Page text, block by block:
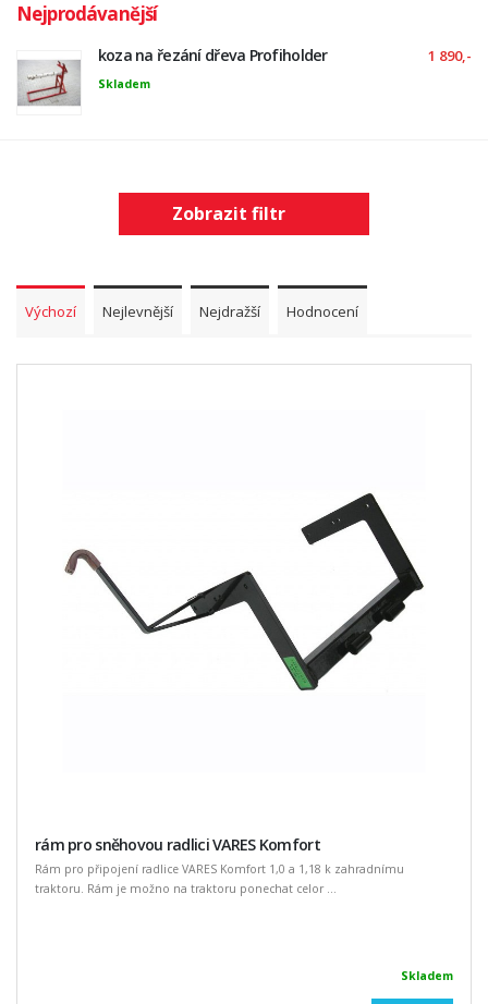
Nejprodávanější
koza na řezání dřeva Profiholder
Skladem
1 890,-
Zobrazit filtr
Výchozí Nejlevnější Nejdražší Hodnocení
rám pro sněhovou radlici VARES Komfort
Rám pro připojení radlice VARES Komfort 1,0 a 1,18 k zahradnímu
traktoru. Rám je možno na traktoru ponechat celor ...
Skladem